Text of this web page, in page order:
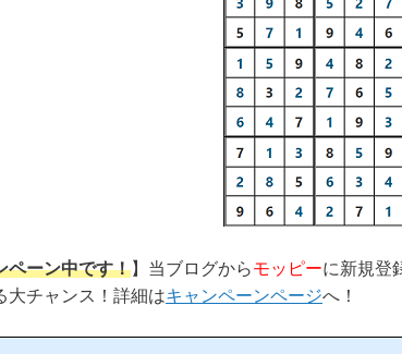
ペーン中です！】当ブログからモッピーに新規登
大チャンス！詳細はキャンペーンページへ！